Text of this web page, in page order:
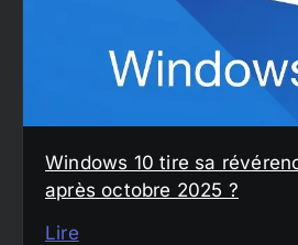
Windows 10 tire sa
après octobre 2025 ?
Lire